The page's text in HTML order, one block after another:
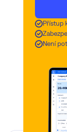
Přístup
Není